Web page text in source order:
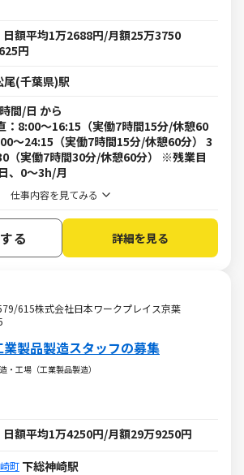
額平均1万2688円/月額25万3750
円
尾(千葉県)駅
間/日 から
：8:00～16:15（実働7時間15分/休憩60
～24:15（実働7時間15分/休憩60分） 3
（実働7時間30分/休憩60分） ※残業目
、0～3h/月
仕事内容を見てみる
る 詳細を見る
615株式会社日本ワークプレイス京葉
業製品製造スタッフの募集
・工場（工業製品製造）
額平均1万4250円/月額29万9250円
町 下総神崎駅